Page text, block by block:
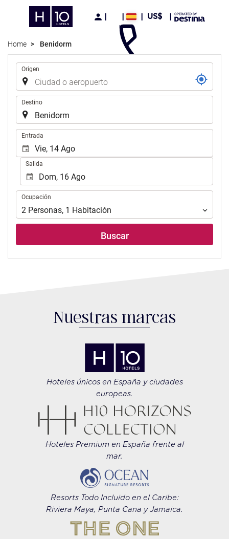
US$
Home Benidorm
Trayecto
Origen
Destino
Introduzca
las
fechas
inicio
fin
para
realizar
Entrada
Salida
Ocupación
Ocupación
2 Personas, 1 Habitación
Buscar
Nuestras marcas
Hoteles únicos en España y ciudades
europeas.
Hoteles Premium en España frente al
mar.
Resorts Todo Incluido en el Caribe:
Riviera Maya, Punta Cana y Jamaica.